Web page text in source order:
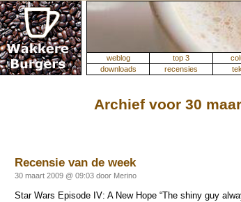
weblog top 3
downloads
recensies
Archief voor 30
Recensie van de week
30 maart 2009 @ 09:03 door Merino
Star Wars Episode IV: A New Hope “The shiny guy